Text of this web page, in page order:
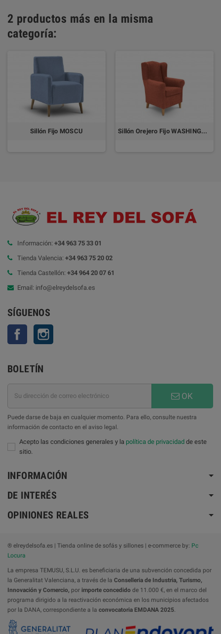
2 productos más en la misma
categoría:
Sillón Fijo MOSCU Sillón Orejero Fijo WASHINGTON
Información: +34 963 75 33 01
Tienda Valencia: +34 963 75 20 02
Tienda Castellón: +34 964 20 07 61
Email: info@elreydelsofa.es
SÍGUENOS
Facebook
BOLETÍN
OK
Puede darse de baja en cualquier momento. Para ello, consulte nuestra
información de contacto en el aviso legal.
Acepto las condiciones generales y la política de privacidad de este
sitio.
INFORMACIÓN
DE INTERÉS
OPINIONES REALES
® elreydelsofa.es | Tienda online de sofás y sillones | e-commerce by: Pc
Locura
La empresa TEMUSU, S.L.U. es beneficiaria de una subvención concedida por
la Generalitat Valenciana, a través de la Conselleria de Industria, Turismo,
Innovación y Comercio, por importe concedido de 11.000 €, en el marco del
programa dirigido a la reactivación económica en los municipios afectados
por la DANA, correspondiente a la convocatoria EMDANA 2025.